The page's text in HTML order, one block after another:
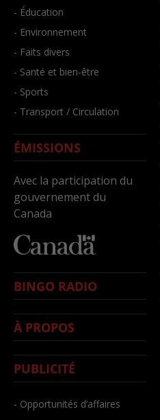
- Éducation
- Environnement
- Faits divers
- Santé et bien-être
- Sports
- Transport / Circulation
ÉMISSIONS
Avec la participation du
gouvernement du
Canada
BINGO RADIO
À PROPOS
PUBLICITÉ
- Opportunités d’affaires